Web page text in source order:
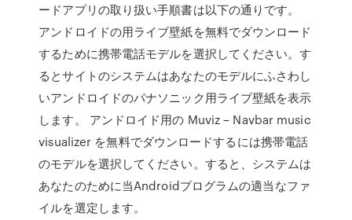
ードアプリの取り扱い手順書は以下の通りです。
アンドロイドの用ライブ壁紙を無料でダウンロード
するために携帯電話モデルを選択してください。す
るとサイトのシステムはあなたのモデルにふさわし
いアンドロイドのパナソニック用ライブ壁紙を表示
します。 アンドロイド用の Muviz – Navbar music
visualizer を無料でダウンロードするには携帯電話
のモデルを選択してください。すると、システムは
あなたのために当Androidプログラムの適当なファ
イルを選定します。